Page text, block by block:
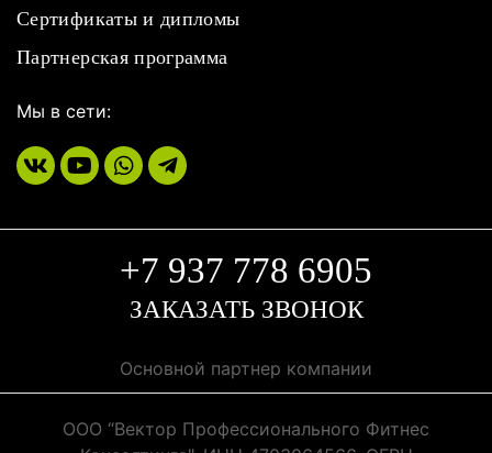
Сертификаты и дипломы
Партнерская программа
Мы в сети:
+7 937 778 6905
ЗАКАЗАТЬ ЗВОНОК
Основной партнер компании
ООО “Вектор Профессионального Фитнес